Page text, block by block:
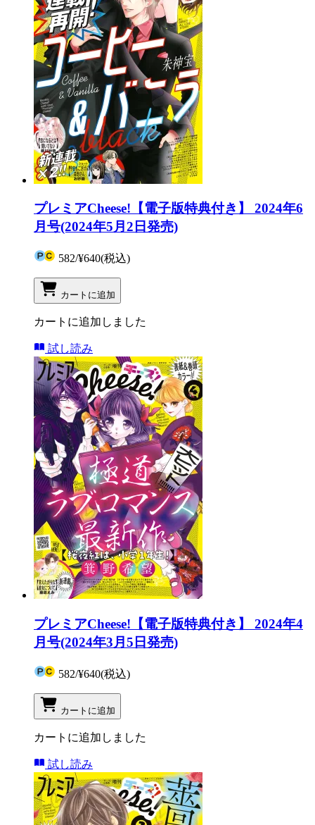
プレミアCheese!【電子版特典付き】 2024年6
月号(2024年5月2日発売)
582/¥640(税込)
カートに追加
カートに追加しました
試し読み
プレミアCheese!【電子版特典付き】 2024年4
月号(2024年3月5日発売)
582/¥640(税込)
カートに追加
カートに追加しました
試し読み